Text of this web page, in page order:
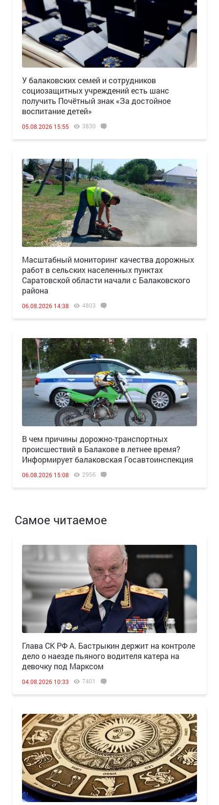
У балаковских семей и сотрудников
социозащитных учреждений есть шанс
получить Почётный знак «За достойное
воспитание детей»
05.08.2026 15:55 3830
Масштабный мониторинг качества дорожных
работ в сельских населенных пунктах
Саратовской области начали с Балаковского
района
06.08.2026 14:38 4803
В чем причины дорожно-транспортных
происшествий в Балакове в летнее время?
Информирует балаковская Госавтоинспекция
06.08.2026 15:08 2956
Самое читаемое
Глава СК РФ А. Бастрыкин держит на контроле
дело о наезде пьяного водителя катера на
девочку под Марксом
04.08.2026 10:33 7401